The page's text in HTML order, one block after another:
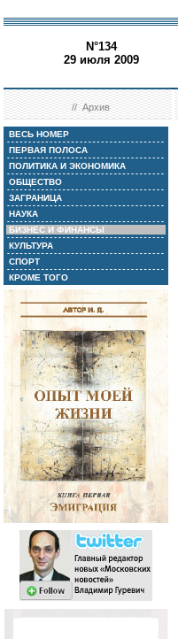
N°134
29 июля 2009
//Архив
ВЕСЬ НОМЕР
ПЕРВАЯ ПОЛОСА
ПОЛИТИКА И ЭКОНОМИКА
ОБЩЕСТВО
ЗАГРАНИЦА
НАУКА
БИЗНЕС И ФИНАНСЫ
КУЛЬТУРА
СПОРТ
КРОМЕ ТОГО